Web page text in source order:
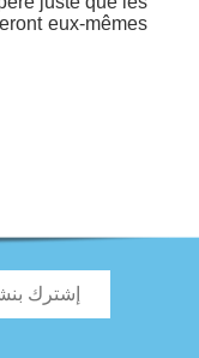
eux-mêmes